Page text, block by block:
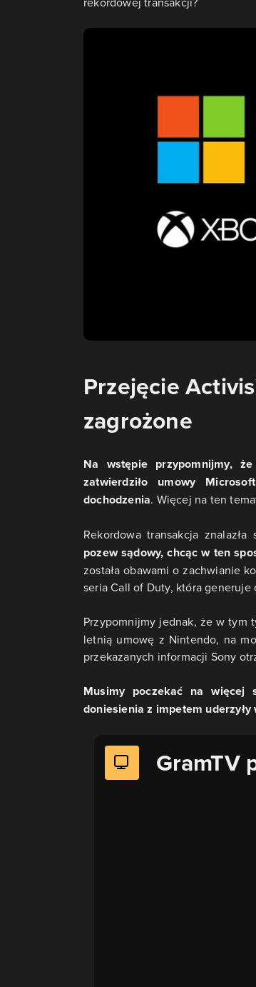
Przejęcie
zagrożone
Na wstępie przypomnijmy,
zatwierdziło umowy
dochodzenia. Więcej na ten
Rekordowa transakcja
pozew sądowy, chcąc w ten
została obawami o zachwianie
seria Call of Duty, która
Przypomnijmy jednak, że w tym
letnią umowę z Nintendo, na
przekazanych informacji Sony
Musimy poczekać na więcej
doniesienia z impetem
GramTV